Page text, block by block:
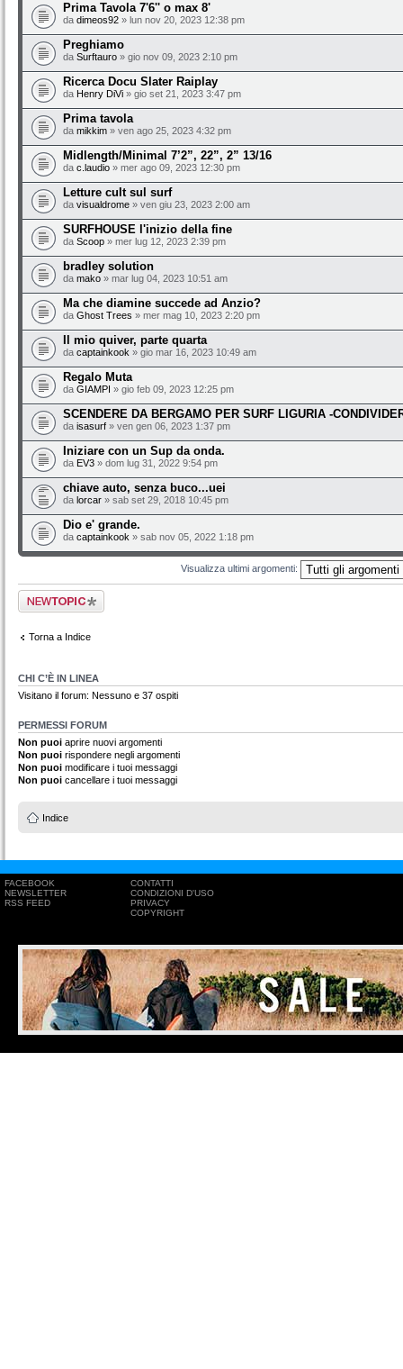
Prima Tavola 7'6'' o max 8'
da dimeos92 » lun nov 20, 2023 12:38 pm
Preghiamo
da Surftauro » gio nov 09, 2023 2:10 pm
Ricerca Docu Slater Raiplay
da Henry DiVi » gio set 21, 2023 3:47 pm
Prima tavola
da mikkim » ven ago 25, 2023 4:32 pm
Midlength/Minimal 7’2”, 22”, 2” 13/16
da c.laudio » mer ago 09, 2023 12:30 pm
Letture cult sul surf
da visualdrome » ven giu 23, 2023 2:00 am
SURFHOUSE l'inizio della fine
da Scoop » mer lug 12, 2023 2:39 pm
bradley solution
da mako » mar lug 04, 2023 10:51 am
Ma che diamine succede ad Anzio?
da Ghost Trees » mer mag 10, 2023 2:20 pm
Il mio quiver, parte quarta
da captainkook » gio mar 16, 2023 10:49 am
Regalo Muta
da GIAMPI » gio feb 09, 2023 12:25 pm
SCENDERE DA BERGAMO PER SURF LIGURIA -
da isasurf » ven gen 06, 2023 1:37 pm
Iniziare con un Sup da onda.
da EV3 » dom lug 31, 2022 9:54 pm
chiave auto, senza buco...uei
da lorcar » sab set 29, 2018 10:45 pm
Dio e' grande.
da captainkook » sab nov 05, 2022 1:18 pm
Visualizza ultimi argomenti:
Scrivi un nuovo
argomento
Torna a Indice
CHI C’È IN LINEA
Visitano il forum: Nessuno e 37 ospiti
PERMESSI FORUM
Non puoi aprire nuovi argomenti
Non puoi rispondere negli argomenti
Non puoi modificare i tuoi messaggi
Non puoi cancellare i tuoi messaggi
Indice
FACEBOOK
NEWSLETTER
RSS FEED
CONTATTI
CONDIZIONI D'USO
PRIVACY
COPYRIGHT